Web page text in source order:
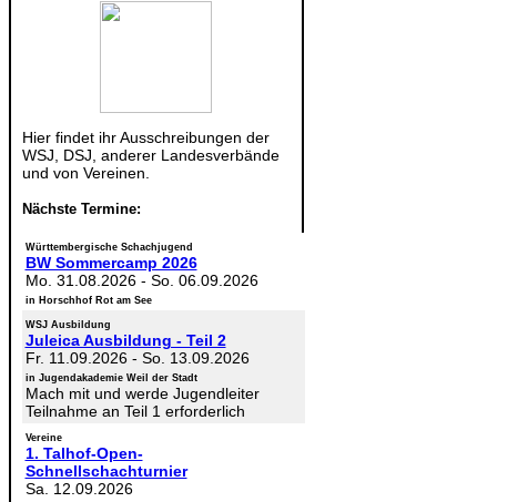
Hier findet ihr Ausschreibungen der
WSJ, DSJ, anderer Landesverbände
und von Vereinen.
Nächste Termine:
Württembergische Schachjugend
BW Sommercamp 2026
Mo. 31.08.2026- So. 06.09.2026
in Horschhof Rot am See
WSJ Ausbildung
Juleica Ausbildung - Teil 2
Fr. 11.09.2026- So. 13.09.2026
in Jugendakademie Weil der Stadt
Mach mit und werde Jugendleiter
Teilnahme an Teil 1 erforderlich
Vereine
1. Talhof-Open-
Schnellschachturnier
Sa. 12.09.2026